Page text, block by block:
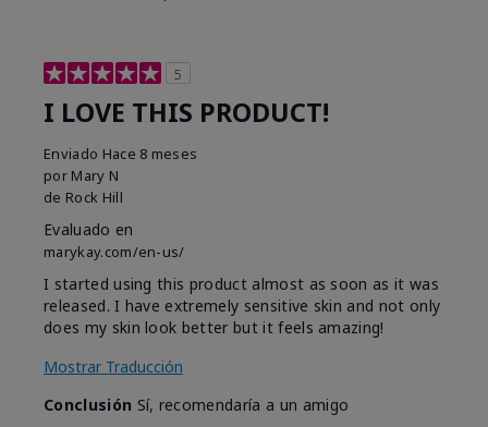
5
I LOVE THIS PRODUCT!
Enviado Hace 8 meses
por Mary N
de Rock Hill
Evaluado en
marykay.com/en-us/
I started using this product almost as soon as it was
released. I have extremely sensitive skin and not only
does my skin look better but it feels amazing!
Mostrar Traducción
Conclusión Sí, recomendaría a un amigo